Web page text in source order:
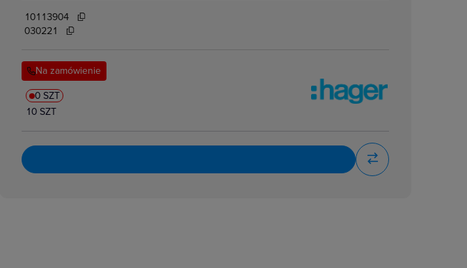
10113904
030221
Na zamówienie
0 SZT
10 SZT